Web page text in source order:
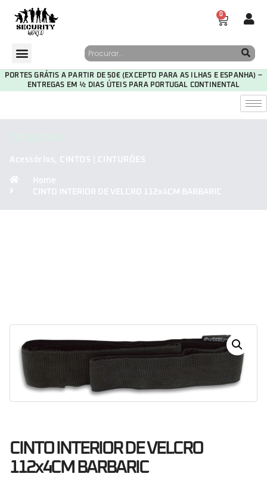
0
PORTES GRÁTIS A PARTIR DE 50€ (EXCEPTO PARA AS ILHAS E ESPANHA) –
ENTREGAS EM ½ DIAS ÚTEIS PARA PORTUGAL CONTINENTAL
Acessórios, CINTOS | CINTURÕES
Home
CINTO INTERIOR DE VELCRO 112x4CM BARBARIC
CINTO INTERIOR DE VELCRO
112x4CM BARBARIC